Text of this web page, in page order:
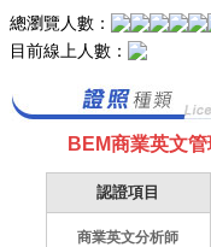
總瀏覽人數：
目前線上人數：
BEM商業英文管
認證項目
商業英文分析師